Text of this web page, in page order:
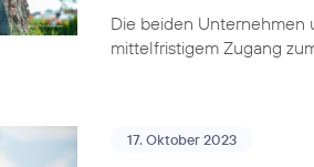
Die beiden Unternehmen
mittelfristigem Zugang
17. Oktober 2023